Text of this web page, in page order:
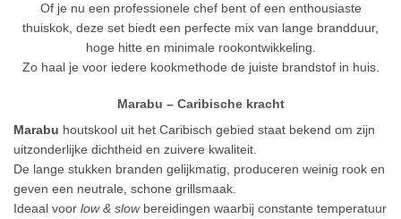
Of je nu een professionele chef bent of een enthousiaste
thuiskok, deze set biedt een perfecte mix van lange brandduur,
hoge hitte en minimale rookontwikkeling.
Zo haal je voor iedere kookmethode de juiste brandstof in huis.
Marabu – Caribische kracht
Marabu houtskool uit het Caribisch gebied staat bekend om zijn
uitzonderlijke dichtheid en zuivere kwaliteit.
De lange stukken branden gelijkmatig, produceren weinig rook en
geven een neutrale, schone grillsmaak.
Ideaal voor low & slowbereidingen waarbij constante temperatuur